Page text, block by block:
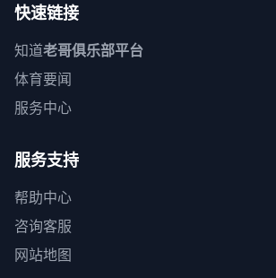
快速链接
知道老哥俱乐部平台
体育要闻
服务中心
服务支持
帮助中心
咨询客服
网站地图